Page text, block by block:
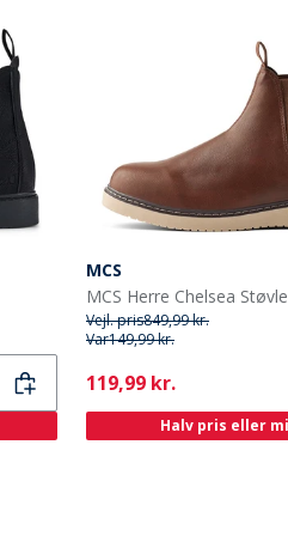
MCS
MCS Herre Chelsea
Vejl. pris849,99 kr.
Var149,99 kr.
Current
119,99 kr.
Halv pris eller